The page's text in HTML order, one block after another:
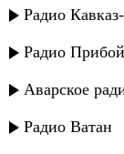
Радио
Радио Прибой
Аварское
Радио Ватан